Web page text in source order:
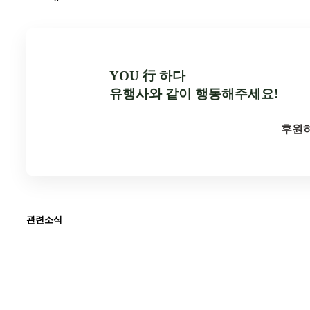
YOU 行 하다
유행사와 같이 행동해주세요!
후원